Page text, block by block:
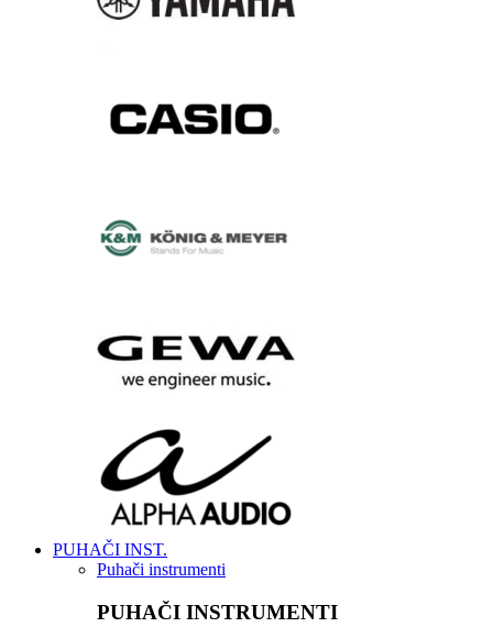
PUHAČI INST.
Puhači instrumenti
PUHAČI INSTRUMENTI